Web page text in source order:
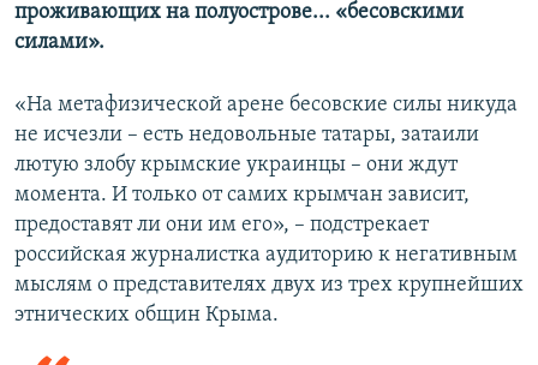
проживающих на полуострове... «бесовскими
силами».
«На метафизической арене бесовские силы никуда
не исчезли – есть недовольные татары, затаили
лютую злобу крымские украинцы – они ждут
момента. И только от самих крымчан зависит,
предоставят ли они им его», – подстрекает
российская журналистка аудиторию к негативным
мыслям о представителях двух из трех крупнейших
этнических общин Крыма.